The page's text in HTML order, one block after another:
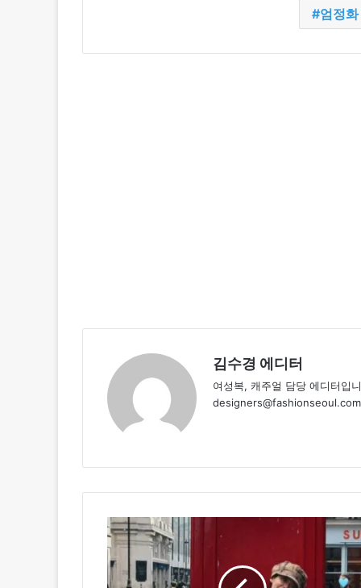
엄정화
김수경 에디터
여성복, 캐주얼 담당 에디터입
designers@fashionseoul.com
설
현,
시
선